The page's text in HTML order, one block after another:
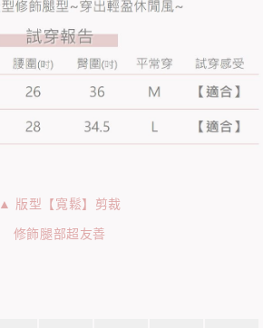
▲ 版型【寬鬆】剪裁
修飾腿部超友善